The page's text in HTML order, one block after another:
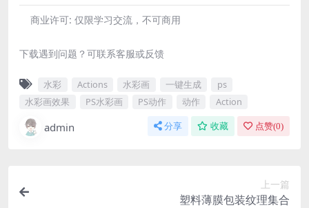
商业许可: 仅限学习交流，不可商用
下载遇到问题？可联系客服或反馈
水彩 Actions 水彩画 一键生成
ps
水彩画效果
PS水彩画 PS动作 动作 Action
admin 分享 收藏 点赞(0)
上一篇
塑料薄膜包装纹理集合